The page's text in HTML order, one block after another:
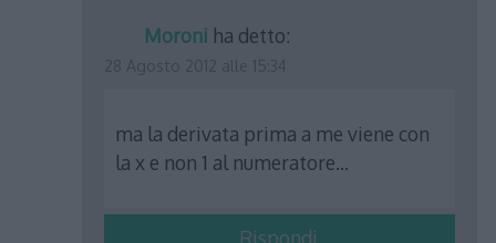
Moroni ha detto:
ma la derivata prima a me viene con
la x e non 1 al numeratore…
Rispondi